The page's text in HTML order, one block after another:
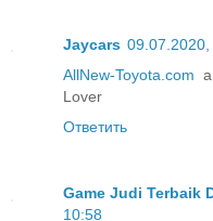
Jaycars 09.07.2020,
AllNew-Toyota.com
Lover
Ответить
Game Judi Terbaik
10:58